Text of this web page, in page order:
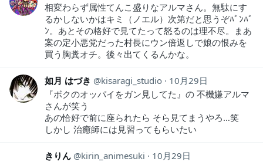
相変わらず属性てんこ盛りなアルマさん。無駄にす
るかしないかはキミ（ノエル）次第だと思うぞﾊﾞﾝﾊﾞ
ﾝ。あとその格好で見てたって怒るのは理不尽。まあ
案の定小悪党だった村長にウン倍返しで娘の恨みを
買う胸糞オチ。後々出てくるんかな。
如月 はづき kisaragi_studio
10月29日
『ボクのオッパイをガン見してた』の 不機嫌アルマ
さんが笑う
あの恰好で前に座られたら そら見てまうやろ…笑
しかし 治癒師には見習ってもらいたい
きりん kirin_animesuki
10月29日